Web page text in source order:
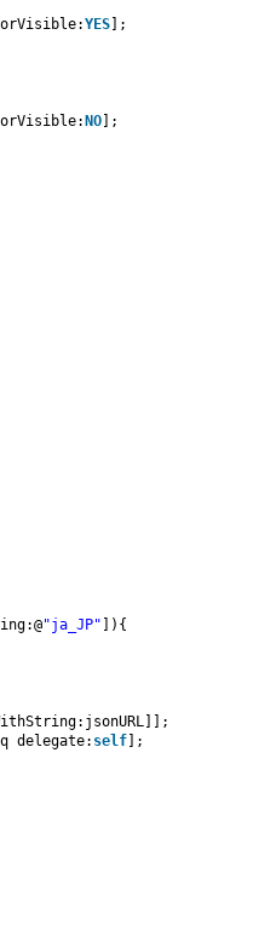
YES ];
NO ];
"ja_JP" ]){
delegate: self ];